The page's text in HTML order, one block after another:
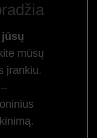
jūsų
mūsų
įrankiu.